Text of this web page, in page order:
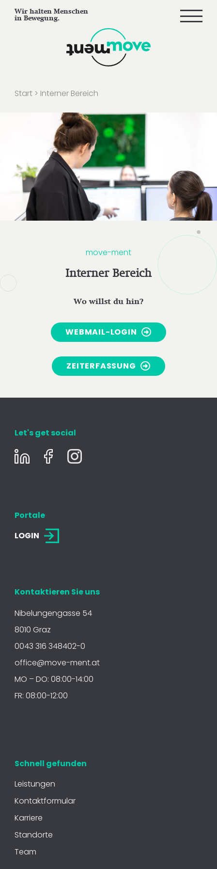
Wir halten Menschen
in Bewegung.
Start > Interner Bereich
move-ment
Interner Bereich
Wo willst du hin?
WEBMAIL-LOGIN
ZEITERFASSUNG
Let's get social
Portale
LOGIN
Kontaktieren Sie uns
Nibelungengasse 54
8010 Graz
0043 316 348402-0
office@move-ment.at
MO – DO: 08:00-14:00
FR: 08:00-12:00
Schnell gefunden
Leis­tun­gen
Kon­takt­for­mu­lar
Karriere
Standorte
Team